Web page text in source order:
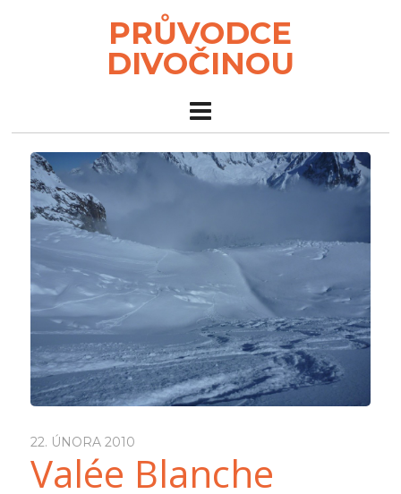
PRŮVODCE
DIVOČINOU
22. ÚNORA 2010
Valée Blanche